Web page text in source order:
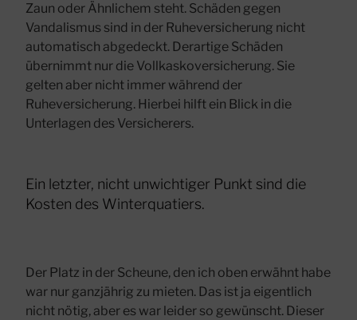
Zaun oder Ähnlichem steht. Schäden gegen
Vandalismus sind in der Ruheversicherung nicht
automatisch abgedeckt. Derartige Schäden
übernimmt nur die Vollkaskoversicherung. Sie
gelten aber nicht immer während der
Ruheversicherung. Hierbei hilft ein Blick in die
Unterlagen des Versicherers.
Ein letzter, nicht unwichtiger Punkt sind die
Kosten des Winterquatiers.
Der Platz in der Scheune, den ich oben erwähnt habe
war nur ganzjährig zu mieten. Das ist ja eigentlich
nicht nötig, aber es war leider so gewünscht. Dieser